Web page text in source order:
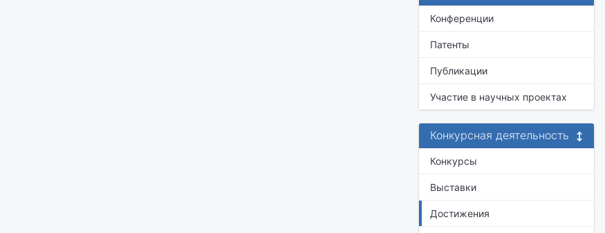
Конференции
Патенты
Публикации
Участие в научных проектах
Конкурсная деятельность
Конкурсы
Выставки
Достижения